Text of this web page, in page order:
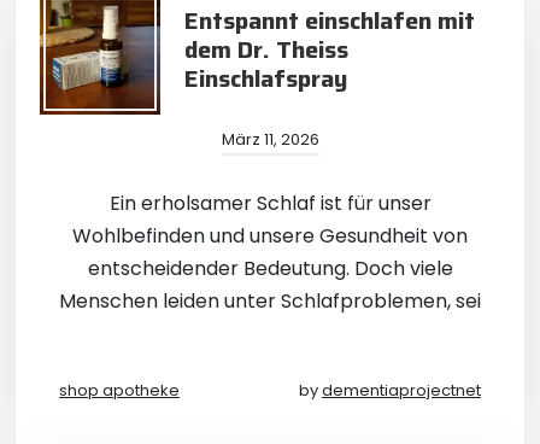
Entspannt einschlafen mit
dem Dr. Theiss
Einschlafspray
März 11, 2026
Ein erholsamer Schlaf ist für unser
Wohlbefinden und unsere Gesundheit von
entscheidender Bedeutung. Doch viele
Menschen leiden unter Schlafproblemen, sei
shop apotheke bydementiaprojectnet